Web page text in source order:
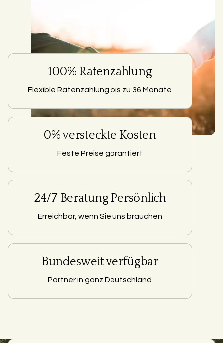
100% Ratenzahlung
Flexible Ratenzahlung bis zu 36 Monate
0% versteckte Kosten
Feste Preise garantiert
24/7 Beratung Persönlich
Erreichbar, wenn Sie uns brauchen
Bundesweit verfügbar
Partner in ganz Deutschland